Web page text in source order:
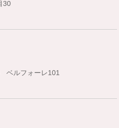
30
ベルフォーレ101